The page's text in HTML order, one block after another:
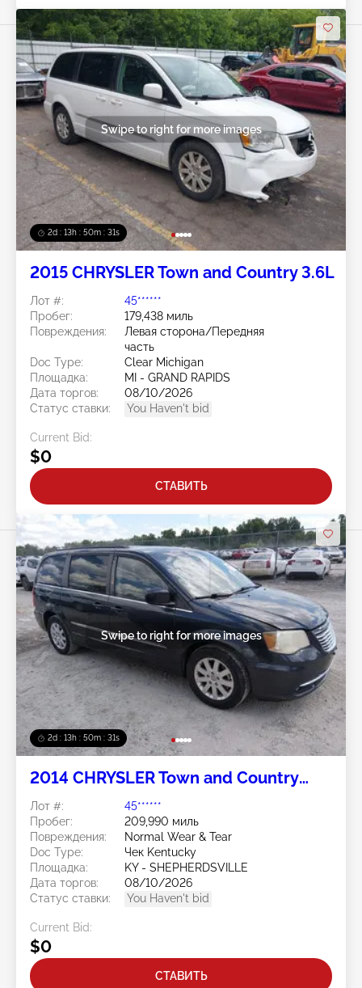
2d : 13h : 50m : 28s
Swipe to right for more images
2015 CHRYSLER Town and Country 3.6L
Лот #:
45******
Пробег:
179,438 миль
Повреждения:
Левая сторона/Передняя
часть
Doc Type:
Clear Michigan
Площадка:
MI - GRAND RAPIDS
Дата торгов:
08/10/2026
Статус ставки:
You Haven't bid
Current Bid:
$0
СТАВИТЬ
2d : 13h : 50m : 28s
Swipe to right for more images
2014 CHRYSLER Town and Country
Лот #:
45******
Пробег:
209,990 миль
Повреждения:
Normal Wear & Tear
Doc Type:
Чек Kentucky
Площадка:
KY - SHEPHERDSVILLE
Дата торгов:
08/10/2026
Статус ставки:
You Haven't bid
Current Bid:
$0
СТАВИТЬ